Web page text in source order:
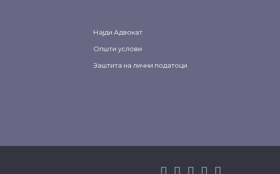
Најди Адвокат
Општи услови
Заштита на лични податоци